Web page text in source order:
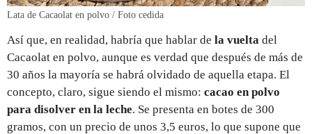
Lata de Cacaolat en polvo / Foto cedida
Así que, en realidad, habría que hablar de la vuelta del
Cacaolat en polvo, aunque es verdad que después de más de
30 años la mayoría se habrá olvidado de aquella etapa. El
concepto, claro, sigue siendo el mismo: cacao en polvo
para disolver en la leche. Se presenta en botes de 300
gramos, con un precio de unos 3,5 euros, lo que supone que